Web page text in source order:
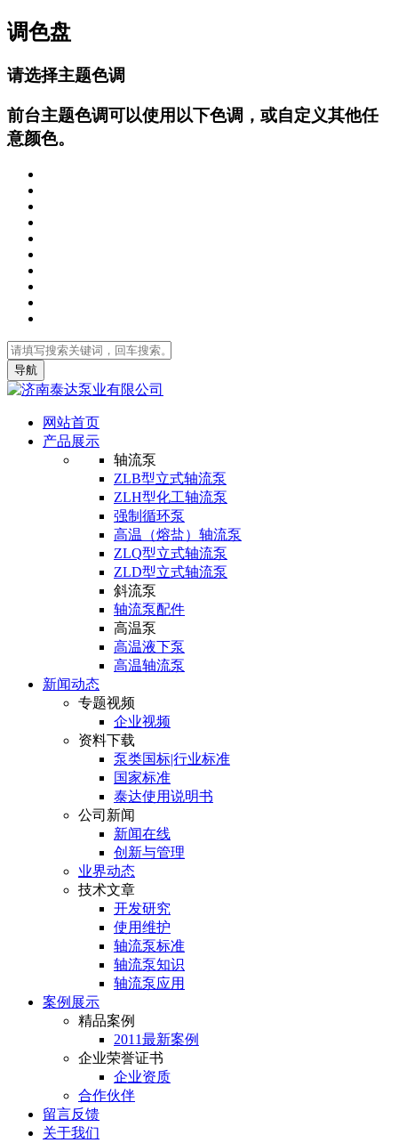
调色盘
请选择主题色调
前台主题色调可以使用以下色调，或自定义其他任
意颜色。
导航
网站首页
产品展示
轴流泵
ZLB型立式轴流泵
ZLH型化工轴流泵
强制循环泵
高温（熔盐）轴流泵
ZLQ型立式轴流泵
ZLD型立式轴流泵
斜流泵
轴流泵配件
高温泵
高温液下泵
高温轴流泵
新闻动态
专题视频
企业视频
资料下载
泵类国标|行业标准
国家标准
泰达使用说明书
公司新闻
新闻在线
创新与管理
业界动态
技术文章
开发研究
使用维护
轴流泵标准
轴流泵知识
轴流泵应用
案例展示
精品案例
2011最新案例
企业荣誉证书
企业资质
合作伙伴
留言反馈
关于我们